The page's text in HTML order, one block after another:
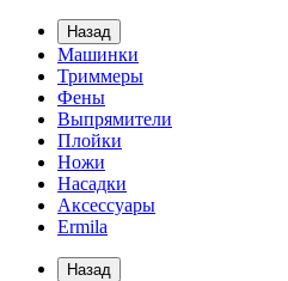
Назад
Машинки
Триммеры
Фены
Выпрямители
Плойки
Ножи
Насадки
Аксессуары
Ermila
Назад